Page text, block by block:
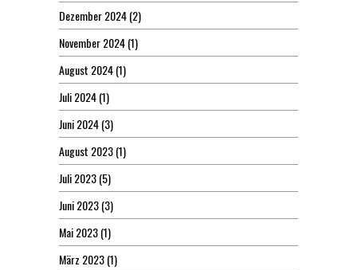
Dezember 2024(2)
November 2024(1)
August 2024(1)
Juli 2024(1)
Juni 2024(3)
August 2023(1)
Juli 2023(5)
Juni 2023(3)
Mai 2023(1)
März 2023(1)